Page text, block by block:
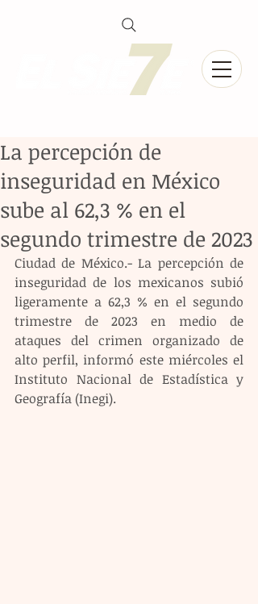
La percepción de
inseguridad en México
sube al 62,3 % en el
segundo trimestre de 2023
Ciudad de México.- La percepción de
inseguridad de los mexicanos subió
ligeramente a 62,3 % en el segundo
trimestre de 2023 en medio de
ataques del crimen organizado de
alto perfil, informó este miércoles el
Instituto Nacional de Estadística y
Geografía (Inegi).